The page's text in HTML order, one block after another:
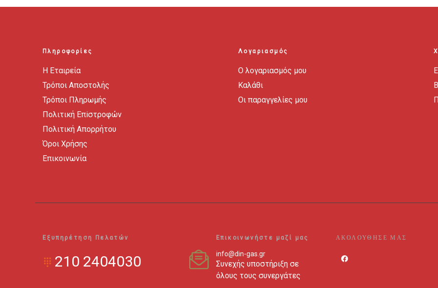
Πληροφορίες
Η Εταιρεία
Τρόποι Αποστολής
Τρόποι Πληρωμής
Πολιτική Επiστροφών
Πολιτική Απορρήτου
Όροι Χρήσης
Επικοινωνία
Λογαριασμός
Ο λογαριασμός μου
Καλάθι
Οι παραγγελίες μου
Εξυπηρέτηση Πελατών
210 2404030
Επικοινωνήστε μαζί μας
info@din-gas.gr
Συνεχής υποστήριξη σε
όλους τους συνεργάτες
ΑΚΟΛΟΥΘΗΣΕ ΜΑΣ